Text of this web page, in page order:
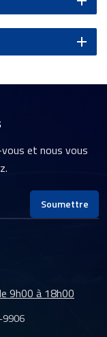
et nous vous
Soumettre
9h00 à 18h00